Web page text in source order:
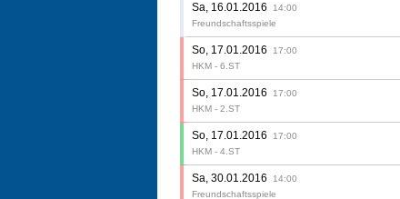
Sa, 16.01.2016
14:00
Freundschaftsspiele
So, 17.01.2016
17:00
HKM - 6.ST
So, 17.01.2016
17:00
HKM - 2.ST
So, 17.01.2016
17:00
HKM - 4.ST
Sa, 30.01.2016
14:00
Freundschaftsspiele